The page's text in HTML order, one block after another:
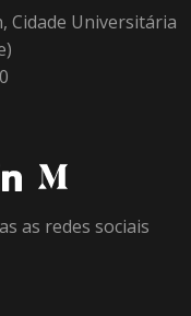
Cidade Universitária
as redes sociais